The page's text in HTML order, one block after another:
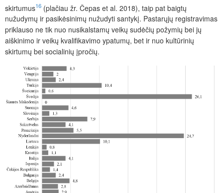
skirtumus16 (plačiau žr. Čepas et al. 2018), taip pat baigtų
nužudymų ir pasikėsinimų nužudyti santykį. Pastarųjų registravimas
priklauso ne tik nuo nusikalstamų veikų sudėčių požymių bei jų
aiškinimo ir veikų kvalifikavimo ypatumų, bet ir nuo kultūrinių
skirtumų bei socialinių įpročių.